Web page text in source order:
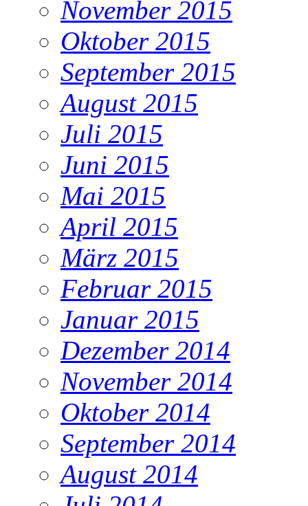
November 2015
Oktober 2015
September 2015
August 2015
Juli 2015
Juni 2015
Mai 2015
April 2015
März 2015
Februar 2015
Januar 2015
Dezember 2014
November 2014
Oktober 2014
September 2014
August 2014